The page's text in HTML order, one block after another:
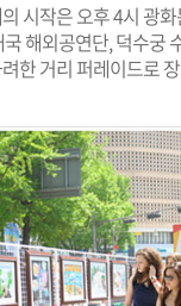
시작은 오후 4시 광
해외공연단, 덕수궁
한 거리 퍼레이드로